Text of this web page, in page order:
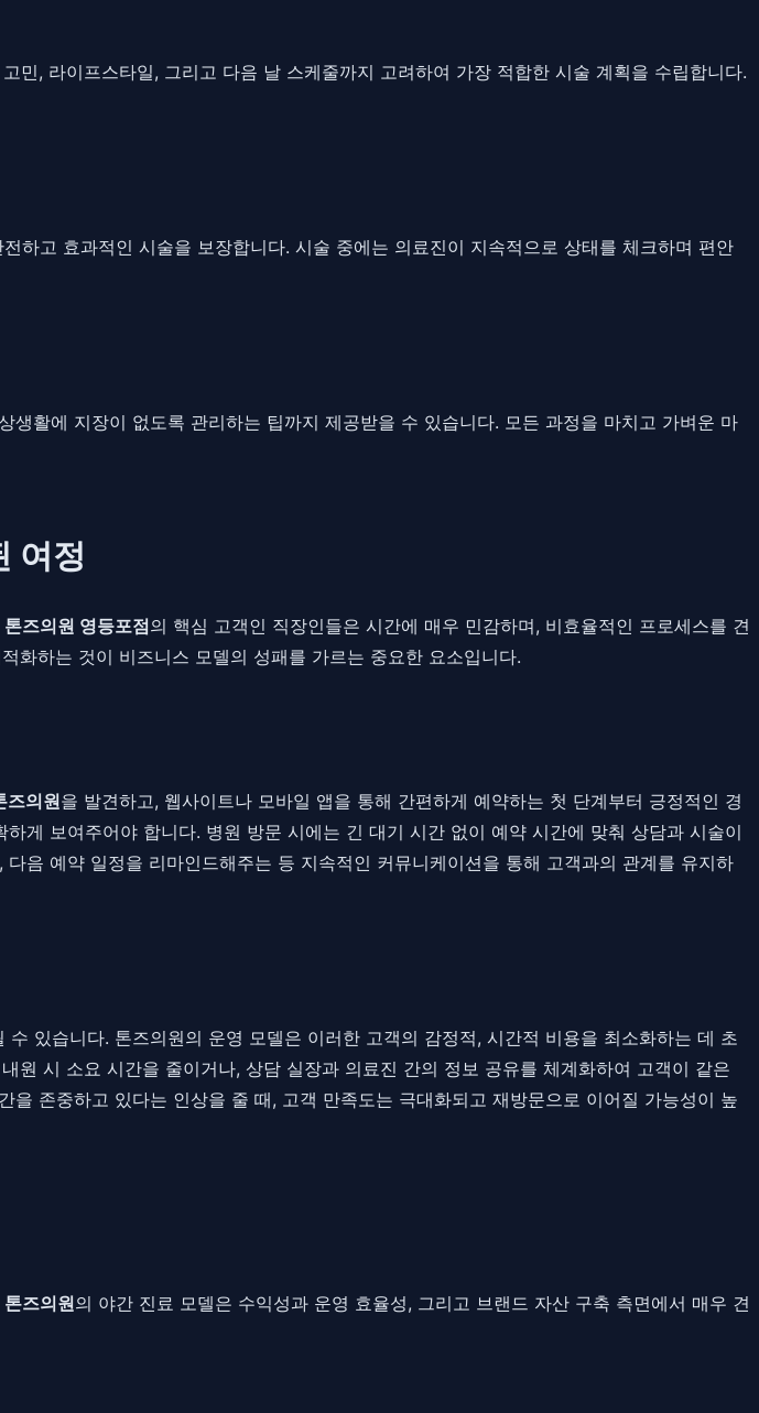
민, 라이프스타일, 그리고 다음 날 스케줄까지 고려하여 가장 적합한 시술 계획을 수립합니다.
하고 효과적인 시술을 보장합니다. 시술 중에는 의료진이 지속적으로 상태를 체크하며 편안
활에 지장이 없도록 관리하는 팁까지 제공받을 수 있습니다. 모든 과정을 마치고 가벼운 마
여정
톤즈의원 영등포점의 핵심 고객인 직장인들은 시간에 매우 민감하며, 비효율적인 프로세스를 견
하는 것이 비즈니스 모델의 성패를 가르는 중요한 요소입니다.
즈의원을 발견하고, 웹사이트나 모바일 앱을 통해 간편하게 예약하는 첫 단계부터 긍정적인 경
게 보여주어야 합니다. 병원 방문 시에는 긴 대기 시간 없이 예약 시간에 맞춰 상담과 시술이
음 예약 일정을 리마인드해주는 등 지속적인 커뮤니케이션을 통해 고객과의 관계를 유지하
있습니다. 톤즈의원의 운영 모델은 이러한 고객의 감정적, 시간적 비용을 최소화하는 데 초
시 소요 시간을 줄이거나, 상담 실장과 의료진 간의 정보 공유를 체계화하여 고객이 같은
존중하고 있다는 인상을 줄 때, 고객 만족도는 극대화되고 재방문으로 이어질 가능성이 높
톤즈의원의 야간 진료 모델은 수익성과 운영 효율성, 그리고 브랜드 자산 구축 측면에서 매우 견